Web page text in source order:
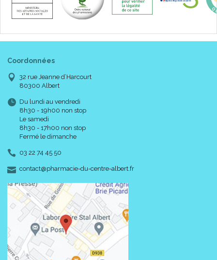
Code ACL : 6034036
Code EAN : 3577056017520
Coordonnées
32 rue Jeanne d’Harcourt
80300 Albert
Du lundi au vendredi
8h30 - 19h00 non stop
Le samedi
8h30 - 17h00 non stop
Fermé le dimanche
03 22 74 45 50
contact-
@-
pharmacie-du-centre-albert.fr